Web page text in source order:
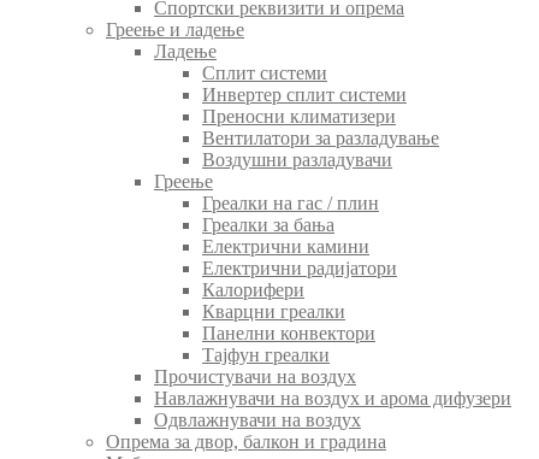
Спортски реквизити и опрема
Греење и ладење
Ладење
Сплит системи
Инвертер сплит системи
Преносни климатизери
Вентилатори за разладување
Воздушни разладувачи
Греење
Греалки на гас / плин
Греалки за бања
Електрични камини
Електрични радијатори
Калорифери
Кварцни греалки
Панелни конвектори
Тајфун греалки
Прочистувачи на воздух
Навлажнувачи на воздух и арома дифузери
Одвлажнувачи на воздух
Опрема за двор, балкон и градина